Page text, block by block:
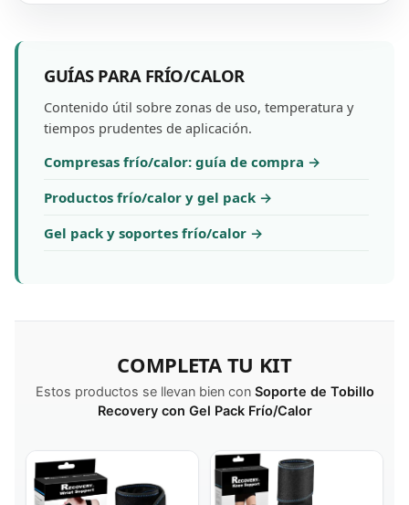
GUÍAS PARA FRÍO/CALOR
Contenido útil sobre zonas de uso, temperatura y
tiempos prudentes de aplicación.
Compresas frío/calor: guía de compra →
Productos frío/calor y gel pack →
Gel pack y soportes frío/calor →
COMPLETA TU KIT
Estos productos se llevan bien con Soporte de Tobillo
Recovery con Gel Pack Frío/Calor